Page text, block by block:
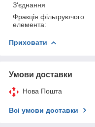
З'єднання
Фракція фільтруючого
елемента:
Приховати
Умови доставки
Нова Пошта
Всі умови доставки